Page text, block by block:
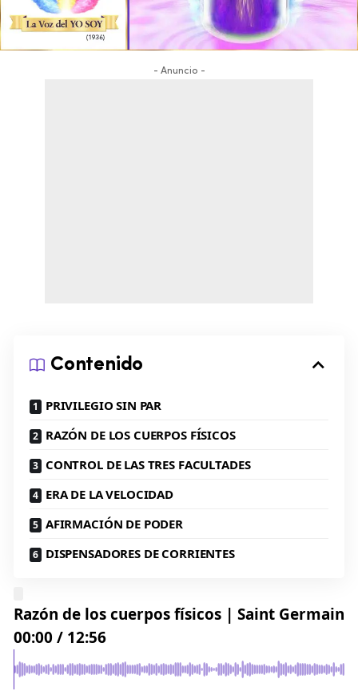
- Anuncio -
Contenido
PRIVILEGIO SIN PAR
RAZÓN DE LOS CUERPOS FÍSICOS
CONTROL DE LAS TRES FACULTADES
ERA DE LA VELOCIDAD
AFIRMACIÓN DE PODER
DISPENSADORES DE CORRIENTES
Razón de los cuerpos físicos | Saint Germain
00:00 / 12:56